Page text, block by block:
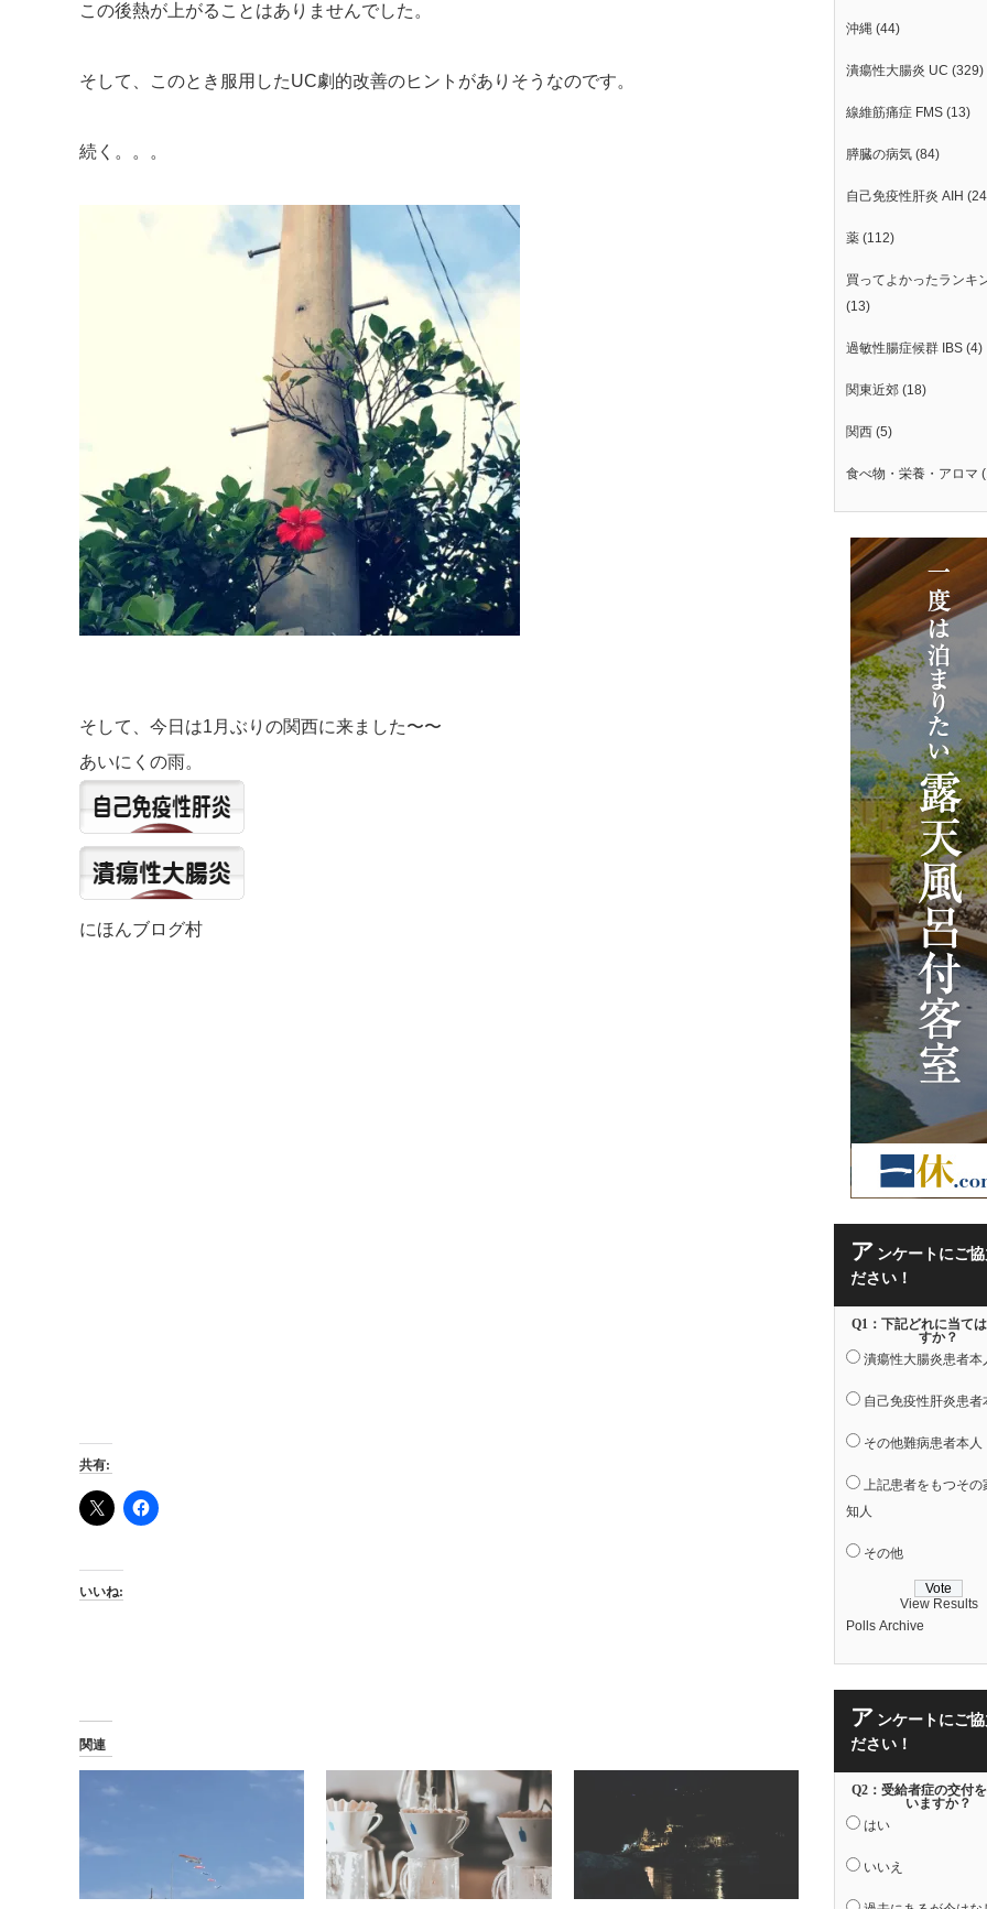
この後熱が上がることはありませんでした。
そして、このとき服用したUC劇的改善のヒントがありそうなのです。
続く。。。
そして、今日は1月ぶりの関西に来ました〜〜
あいにくの雨。
にほんブログ村
共有:
いいね:
関連
沖縄 (44)
潰瘍性大腸炎 UC (329)
線維筋痛症 FMS (13)
膵臓の病気 (84)
自己免疫性肝炎 AIH
薬 (112)
買ってよかったランキ
(13)
過敏性腸症候群 IBS (4)
関東近郊 (18)
関西 (5)
食べ物・栄養・アロマ
ア ンケートにご
ださい！
Q1：下記どれに当て
すか？
潰瘍性大腸炎患者本
自己免疫性肝炎患者
その他難病患者本人
上記患者をもつその
知人
その他
View Results
Polls Archive
ア ンケートにご
ださい！
Q2：受給者症の交付
いますか？
はい
いいえ